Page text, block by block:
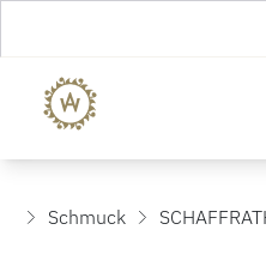
Schmuck